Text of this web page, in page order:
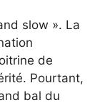
slow ». La
de
Pourtant,
bal du